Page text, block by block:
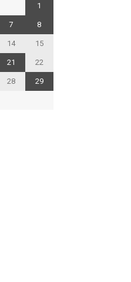
1
7 8
14 15
21 22
28 29